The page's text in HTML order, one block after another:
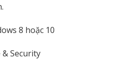
8 hoặc 10
Security